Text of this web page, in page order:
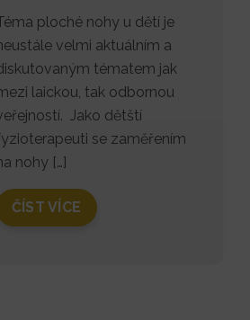
ploché nohy u dětí je
velmi aktuálním a
tématem jak
laickou, tak odbornou
Jako dětští
se zaměřením
nohy […]
ČÍST VÍCE